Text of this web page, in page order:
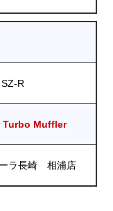
SZ-R
Muffler
ラ長崎 相浦店